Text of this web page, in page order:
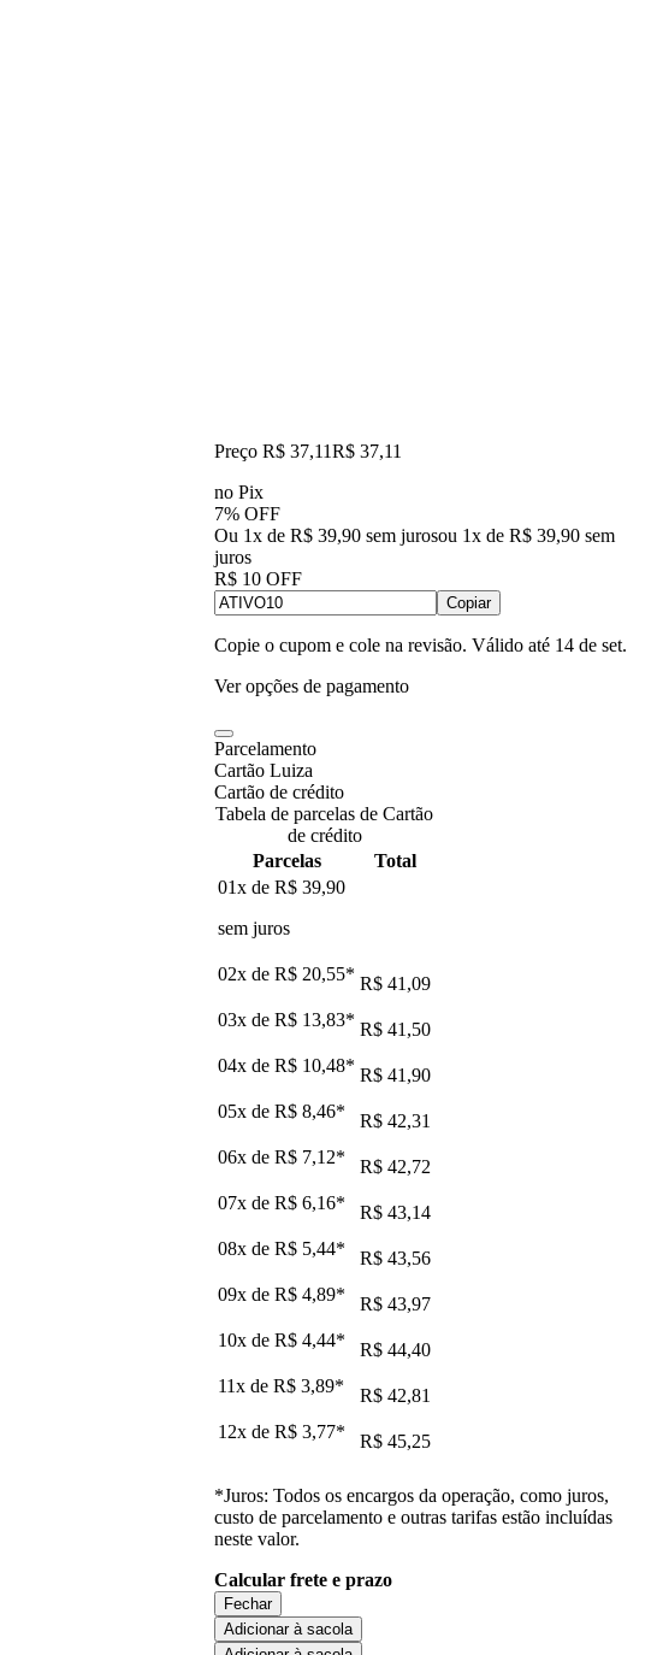
Preço R$ 37,11R$ 37,11
no Pix
7% OFF
Ou 1x de R$ 39,90 sem jurosou 1x de R$ 39,90 sem
juros
R$ 10 OFF
Copiar
Copie o cupom e cole na revisão. Válido até 14 de set.
Ver opções de pagamento
Parcelamento
Cartão Luiza
Cartão de crédito
Tabela de parcelas de Cartão
de crédito
Parcelas
Total
01x de R$ 39,90
sem juros
02x de R$ 20,55* R$ 41,09
03x de R$ 13,83* R$ 41,50
04x de R$ 10,48* R$ 41,90
05x de R$ 8,46*
R$ 42,31
06x de R$ 7,12*
R$ 42,72
07x de R$ 6,16*
R$ 43,14
08x de R$ 5,44*
R$ 43,56
09x de R$ 4,89*
R$ 43,97
10x de R$ 4,44*
R$ 44,40
11x de R$ 3,89*
R$ 42,81
12x de R$ 3,77* R$ 45,25
*Juros: Todos os encargos da operação, como juros,
custo de parcelamento e outras tarifas estão incluídas
neste valor.
Calcular frete e prazo
Fechar
Adicionar à sacola